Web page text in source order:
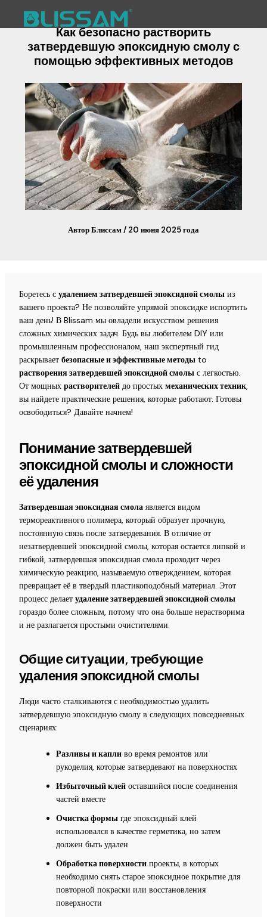
Как безопасно растворить
затвердевшую эпоксидную смолу с
помощью эффективных методов
АвторБлиссам/ 20 июня 2025 года
Боретесь с удалением затвердевшей эпоксидной смолыиз
вашего проекта? Не позволяйте упрямой эпоксидке испортить
ваш день! В Blissam мы овладели искусством решения
сложных химических задач. Будь вы любителем DIY или
промышленным профессионалом, наш экспертный гид
раскрывает безопасные и эффективные методыto
растворения затвердевшей эпоксидной смолыс легкостью.
От мощных растворителейдо простых механических техник,
вы найдете практические решения, которые работают. Готовы
освободиться? Давайте начнем!
Понимание затвердевшей
эпоксидной смолы и сложности
её удаления
Затвердевшая эпоксидная смолаявляется видом
термореактивного полимера, который образует прочную,
постоянную связь после затвердевания. В отличие от
незатвердевшей эпоксидной смолы, которая остается липкой и
гибкой, затвердевшая эпоксидная смола проходит через
химическую реакцию, называемую отверждением, которая
превращает её в твердый пластикоподобный материал. Этот
процесс делает удаление затвердевшей эпоксидной смолы
гораздо более сложным, потому что она больше нерастворима
и не разлагается простыми очистителями.
Общие ситуации, требующие
удаления эпоксидной смолы
Люди часто сталкиваются с необходимостью удалить
затвердевшую эпоксидную смолу в следующих повседневных
сценариях:
Разливы и капливо время ремонтов или
рукоделия, которые затвердевают на поверхностях
Избыточный клейоставшийся после соединения
частей вместе
Очистка формыгде эпоксидный клей
использовался в качестве герметика, но затем
должен быть удален
Обработка поверхностипроекты, в которых
необходимо снять старое эпоксидное покрытие для
повторной покраски или восстановления
поверхности